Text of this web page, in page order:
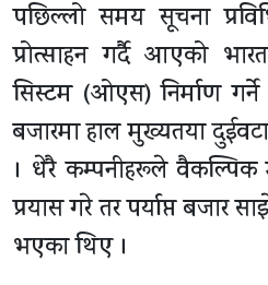
पछिल्लो समय सूचना
प्रोत्साहन गर्दै आएको
सिस्टम (ओएस) निर्माण
बजारमा हाल मुख्यतया
। धेरै कम्पनीहरूले
प्रयास गरे तर पर्याप्त बजार
भएका थिए ।